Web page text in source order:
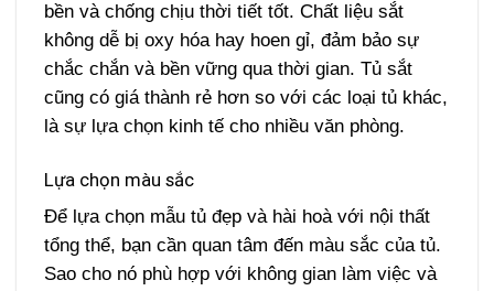
bền và chống chịu thời tiết tốt. Chất liệu sắt
không dễ bị oxy hóa hay hoen gỉ, đảm bảo sự
chắc chắn và bền vững qua thời gian. Tủ sắt
cũng có giá thành rẻ hơn so với các loại tủ khác,
là sự lựa chọn kinh tế cho nhiều văn phòng.
Lựa chọn màu sắc
Để lựa chọn mẫu tủ đẹp và hài hoà với nội thất
tổng thể, bạn cần quan tâm đến màu sắc của tủ.
Sao cho nó phù hợp với không gian làm việc và